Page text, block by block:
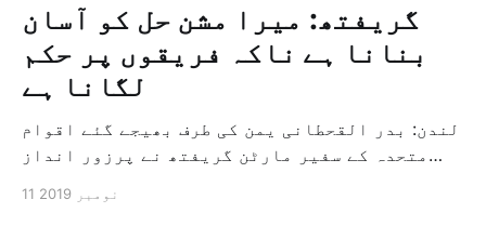
گریفتھ: میرا مشن حل کو آسان
بنانا ہے ناکہ فریقوں پر حکم
لگانا ہے
لندن: بدر القحطانی یمن کی طرف بھیجے گئے اقوام
متحدہ کے سفیر مارٹن گریفتھ نے پرزور انداز
ثالثی اور اس کشمکش کی حدبندی کرنے کے لئے ایک
11 نومبر 2019